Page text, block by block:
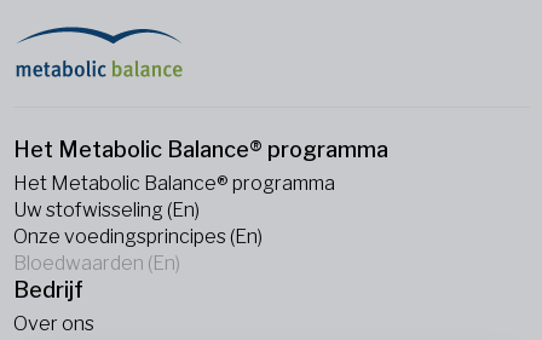
Het Metabolic Balance® programma
Het Metabolic Balance® programma
Uw stofwisseling (En)
Onze voedingsprincipes (En)
Bloedwaarden (En)
Bedrijf
Over ons